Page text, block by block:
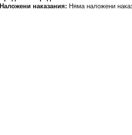
Наложени наказания: Няма наложени